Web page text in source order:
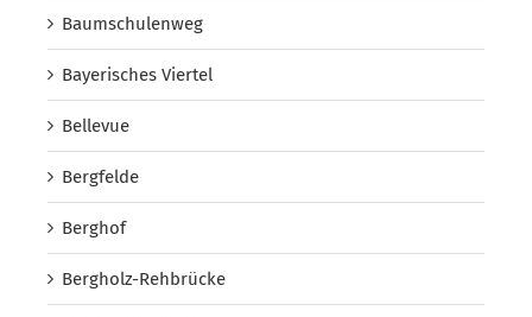
Baumschulenweg
Bayerisches Viertel
Bellevue
Bergfelde
Berghof
Bergholz-Rehbrücke